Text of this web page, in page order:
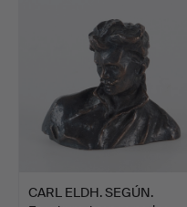
CARL ELDH. SEGÚN.